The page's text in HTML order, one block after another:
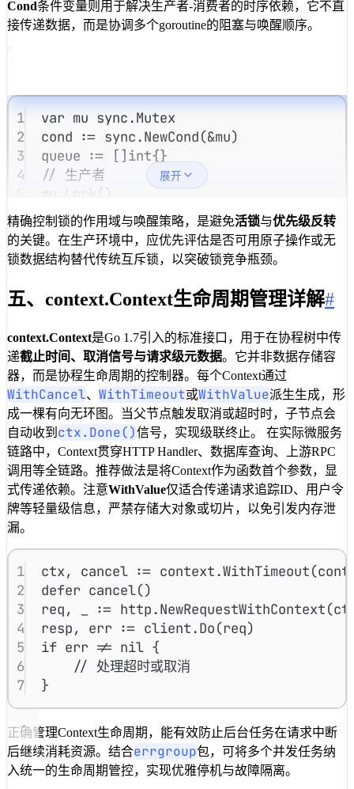
Cond条件变量则用于解决生产者-消费者的时序依赖，它不直
接传递数据，而是协调多个goroutine的阻塞与唤醒顺序。
1 var mu sync.Mutex
2
cond := sync.NewCond(&mu)
3
queue := []int{}
4
// 生产者
5
mu Lock ()
6
queue = append(queue, val)
7
cond.Signal() // 唤醒一个等待者
8
mu.Unlock()
9
// 消费者
10
11
for len(queue) == 0 {
Wait() // 释放锁并挂起，收到
13
}
14
item := queue
15
16
[0]
17
mu.Unlock()
展开
精确控制锁的作用域与唤醒策略，是避免活锁与优先级反转
的关键。在生产环境中，应优先评估是否可用原子操作或无
锁数据结构替代传统互斥锁，以突破锁竞争瓶颈。
五、context.Context生命周期管理详解#
context.Context是Go 1.7引入的标准接口，用于在协程树中传
递截止时间、取消信号与请求级元数据。它并非数据存储容
器，而是协程生命周期的控制器。每个Context通过
WithCancel、 WithTimeout或WithValue派生生成，形
成一棵有向无环图。当父节点触发取消或超时时，子节点会
自动收到 ctx.Done()信号，实现级联终止。 在实际微服务
链路中，Context贯穿HTTP Handler、数据库查询、上游RPC
调用等全链路。推荐做法是将Context作为函数首个参数，显
式传递依赖。注意WithValue仅适合传递请求追踪ID、用户令
牌等轻量级信息，严禁存储大对象或切片，以免引发内存泄
漏。
1 ctx, cancel := context.WithTimeout(
2
defer cancel()
3
req, := http.NewRequestWithContext(
4
resp, err := client.Do(req)
5
if err != nil {
6
// 处理超时或取消
7
}
正确管理Context生命周期，能有效防止后台任务在请求中断
后继续消耗资源。结合errgroup包，可将多个并发任务纳
入统一的生命周期管控，实现优雅停机与故障隔离。